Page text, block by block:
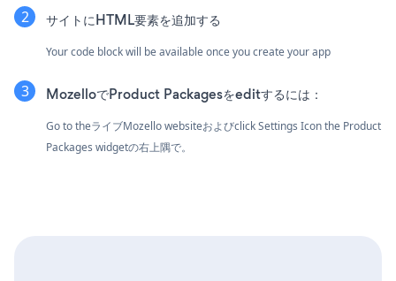
サイトにHTML要素を追加する
Your code block will be available once you create your app
MozelloでProduct Packagesをeditするには：
Go to theライブMozello websiteおよびclick Settings Iconthe Product
Packages widgetの右上隅で。